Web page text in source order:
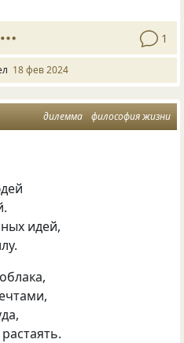
1
18 фев 2024
дилемма философия жизни
идей,